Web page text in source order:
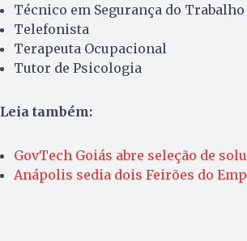
Técnico em Segurança do Trabalho
Telefonista
Terapeuta Ocupacional
Tutor de Psicologia
Leia também:
GovTech Goiás abre seleção de
Anápolis sedia dois Feirões do